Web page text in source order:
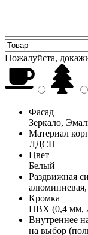
Пожалуйста,
Фасад
Зеркало,
Материал
ЛДСП
Цвет
Белый
Раздвижная
Кромка
ПВХ (0,4 мм,
Внутреннее
на выбор